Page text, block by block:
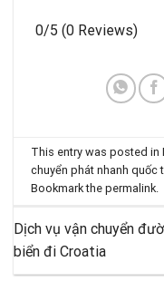
0/5 (0 Reviews)
This entry was posted in
chuyển phát nhanh quốc
Bookmark thepermalink.
Dịch vụ vận chuyển
biển đi Croatia